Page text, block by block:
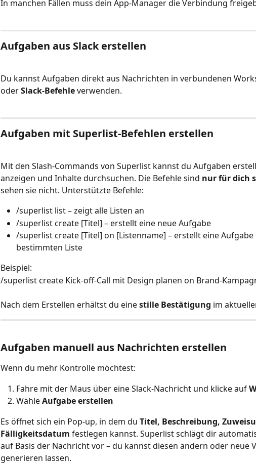
In manchen Fällen muss dein App-Manager die Verbindung
Aufgaben aus Slack erstellen
Du kannst Aufgaben direkt aus Nachrichten in verbundenen
oder Slack-Befehle verwenden.
Aufgaben mit Superlist-Befehlen erstellen
Mit den Slash-Commands von Superlist kannst du Aufgaben
anzeigen und Inhalte durchsuchen. Die Befehle sind nur für dich
sehen sie nicht. Unterstützte Befehle:
/superlist list – zeigt alle Listen an
/superlist create [Titel] – erstellt eine neue Aufgabe
/superlist create [Titel] on [Listenname] – erstellt eine
bestimmten Liste
Beispiel:
/superlist create Kick-off-Call mit Design planen on Brand-
Nach dem Erstellen erhältst du eine stille Bestätigung im
Aufgaben manuell aus Nachrichten erstellen
Wenn du mehr Kontrolle möchtest:
Fahre mit der Maus über eine Slack-Nachricht und klicke auf
Wähle Aufgabe erstellen
Es öffnet sich ein Pop-up, in dem du Titel, Beschreibung,
Fälligkeitsdatum festlegen kannst. Superlist schlägt dir
auf Basis der Nachricht vor – du kannst diesen ändern oder neue
generieren lassen.